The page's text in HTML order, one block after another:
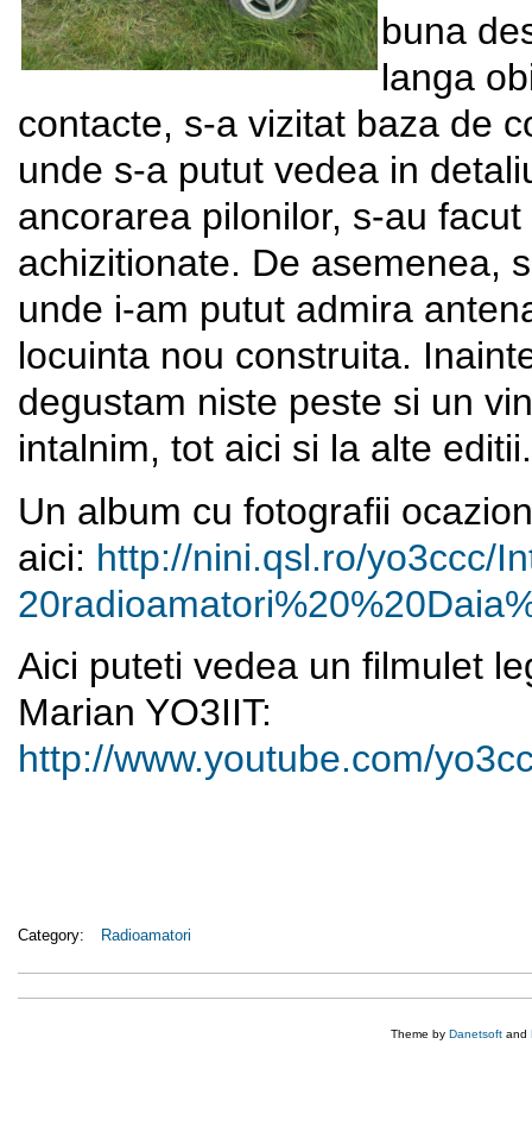
buna
langa
contacte, s-a vizitat baza de
unde s-a putut vedea in
ancorarea pilonilor, s-au
achizitionate. De asemenea,
unde i-am putut admira
locuinta nou construita.
degustam niste peste si un
intalnim, tot aici si la alte editii.
Un album cu fotografii
aici: http://nini.qsl.ro/yo3ccc/
Aici puteti vedea un filmulet
Marian YO3IIT:
http://www.youtube.com/
Category: Radioamatori
Theme by Danetsoft and